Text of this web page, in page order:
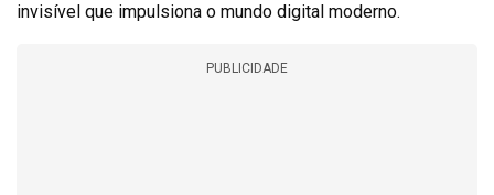
invisível que impulsiona o mundo digital moderno.
PUBLICIDADE